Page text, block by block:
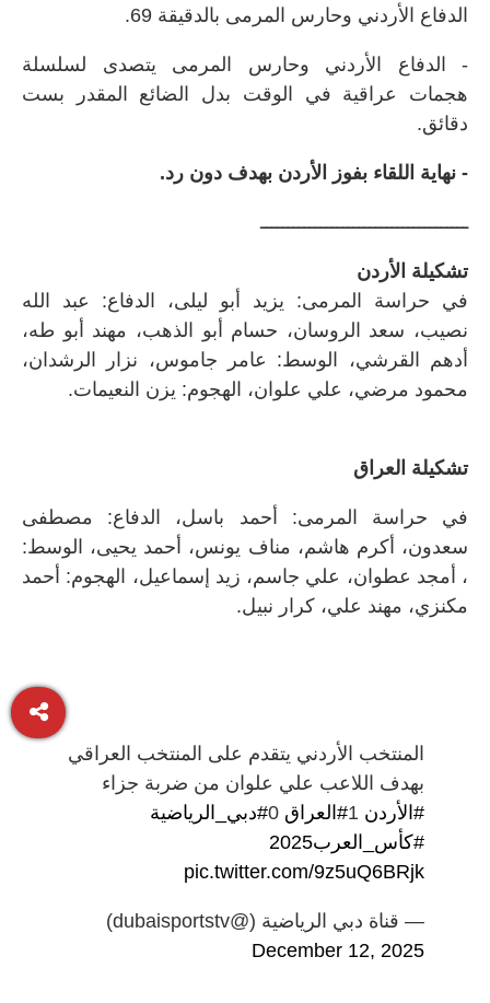
الدفاع الأردني وحارس المرمى بالدقيقة 69.
- الدفاع الأردني وحارس المرمى يتصدى لسلسلة
هجمات عراقية في الوقت بدل الضائع المقدر بست
دقائق.
- نهاية اللقاء بفوز الأردن بهدف دون رد.
ــــــــــــــــــــــــــــــــــــــ
تشكيلة الأردن
في حراسة المرمى: يزيد أبو ليلى، الدفاع: عبد الله
نصيب، سعد الروسان، حسام أبو الذهب، مهند أبو طه،
أدهم القرشي، الوسط: عامر جاموس، نزار الرشدان،
محمود مرضي، علي علوان، الهجوم: يزن النعيمات.
تشكيلة العراق
في حراسة المرمى: أحمد باسل، الدفاع: مصطفى
سعدون، أكرم هاشم، مناف يونس، أحمد يحيى، الوسط:
، أمجد عطوان، علي جاسم، زيد إسماعيل، الهجوم: أحمد
مكنزي، مهند علي، كرار نبيل.
المنتخب الأردني يتقدم على المنتخب العراقي
بهدف اللاعب علي علوان من ضربة جزاء
#الأردن
#العراق
#دبي_الرياضية
#كأس_العرب2025
pic.twitter.com/9z5uQ6BRjk
— قناة دبي الرياضية (@dubaisportstv)
December 12, 2025